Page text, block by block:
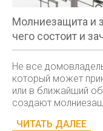
Молниезащита и
чего состоит и
Не все
который может
или в ближайший
создают
ЧИТАТЬ ДАЛЕЕ